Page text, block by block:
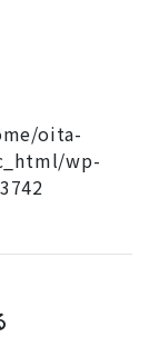
oita-
wp-
3742